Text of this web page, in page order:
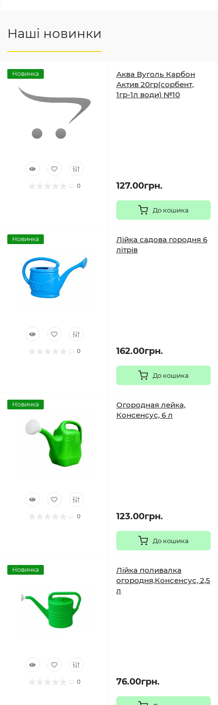
Наші новинки
Новинка
0
Аква Вуголь Карбон
Актив 20гр(сорбент,
1гр-1л води) №10
127.00грн.
До кошика
Новинка
0
Лійка садова городня 6
літрів
162.00грн.
До кошика
Новинка
0
Огородная лейка,
Консенсус, 6 л
123.00грн.
До кошика
Новинка
0
Лійка поливалка
огородня,Консенсус, 2,5
л
76.00грн.